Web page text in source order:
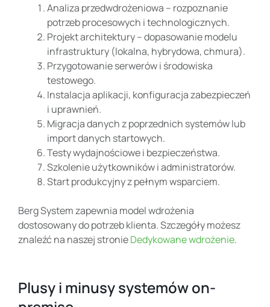
Analiza przedwdrożeniowa – rozpoznanie
potrzeb procesowych i technologicznych.
Projekt architektury – dopasowanie modelu
infrastruktury (lokalna, hybrydowa, chmura).
Przygotowanie serwerów i środowiska
testowego.
Instalacja aplikacji, konfiguracja zabezpieczeń
i uprawnień.
Migracja danych z poprzednich systemów lub
import danych startowych.
Testy wydajnościowe i bezpieczeństwa.
Szkolenie użytkowników i administratorów.
Start produkcyjny z pełnym wsparciem.
Berg System zapewnia model wdrożenia
dostosowany do potrzeb klienta. Szczegóły możesz
znaleźć na naszej stronieDedykowane wdrożenie.
Plusy i minusy systemów on-